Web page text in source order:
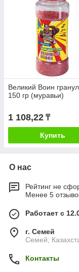
Великий Воин
150 гр (муравьи)
1 108,22 ₸
Купить
О нас
Рейтинг не
Менее 5
Работает с
г. Семей
Семей,
Контакты